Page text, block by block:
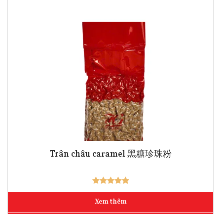
Trân châu caramel 黑糖珍珠粉
Xem thêm